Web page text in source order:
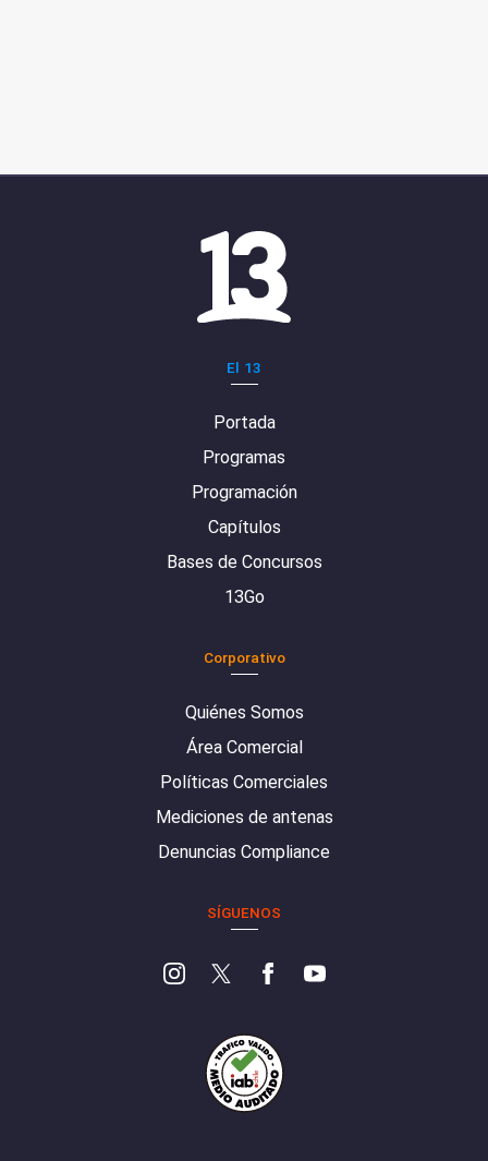
El 13
Portada
Programas
Programación
Capítulos
Bases de Concursos
13Go
Corporativo
Quiénes Somos
Área Comercial
Políticas Comerciales
Mediciones de antenas
Denuncias Compliance
SÍGUENOS